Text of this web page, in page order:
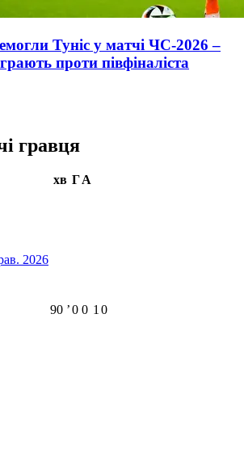
Туніс у матчі ЧС-2026 –
проти півфіналіста
гравця
хв ГА
2026
90 ʼ0 0 1 0